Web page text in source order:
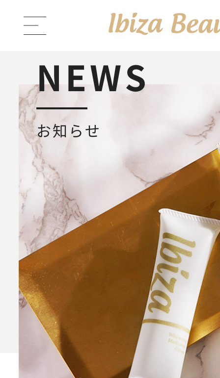
ABOUT Ibiza Beauty ブラ
PRODUCTS 商品一覧
Ibiza Cream薬用イビサク
Ibiza Serum Pro薬用イビ
Ibiza Soap 薬用イビサソープ
Ibiza Deodorant薬用イ
Ibiza Body Scrub薬用イ
Ibiza Hair Removal
NEWS
お知らせ